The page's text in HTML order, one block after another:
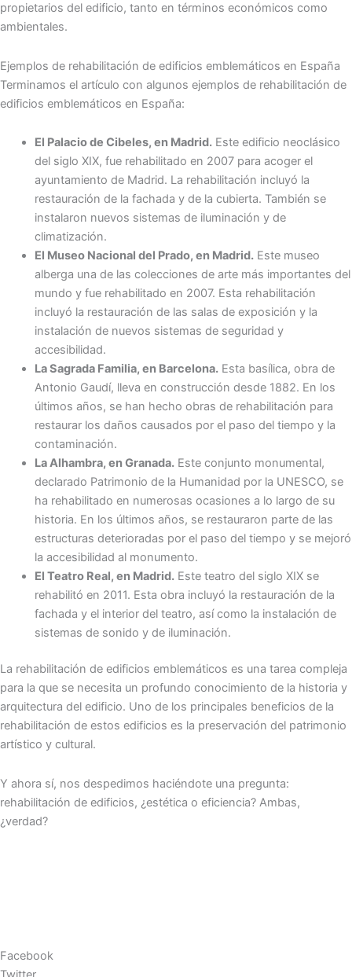
propietarios del edificio, tanto en términos económicos como
ambientales.
Ejemplos de rehabilitación de edificios emblemáticos en España
Terminamos el artículo con algunos ejemplos de rehabilitación de
edificios emblemáticos en España:
El Palacio de Cibeles, en Madrid.Este edificio neoclásico
del siglo XIX, fue rehabilitado en 2007 para acoger el
ayuntamiento de Madrid. La rehabilitación incluyó la
restauración de la fachada y de la cubierta. También se
instalaron nuevos sistemas de iluminación y de
climatización.
El Museo Nacional del Prado, en Madrid.Este museo
alberga una de las colecciones de arte más importantes del
mundo y fue rehabilitado en 2007. Esta rehabilitación
incluyó la restauración de las salas de exposición y la
instalación de nuevos sistemas de seguridad y
accesibilidad.
La Sagrada Familia, en Barcelona.Esta basílica, obra de
Antonio Gaudí, lleva en construcción desde 1882. En los
últimos años, se han hecho obras de rehabilitación para
restaurar los daños causados por el paso del tiempo y la
contaminación.
La Alhambra, en Granada.Este conjunto monumental,
declarado Patrimonio de la Humanidad por la UNESCO, se
ha rehabilitado en numerosas ocasiones a lo largo de su
historia. En los últimos años, se restauraron parte de las
estructuras deterioradas por el paso del tiempo y se mejoró
la accesibilidad al monumento.
El Teatro Real, en Madrid.Este teatro del siglo XIX se
rehabilitó en 2011. Esta obra incluyó la restauración de la
fachada y el interior del teatro, así como la instalación de
sistemas de sonido y de iluminación.
La rehabilitación de edificios emblemáticos es una tarea compleja
para la que se necesita un profundo conocimiento de la historia y
arquitectura del edificio. Uno de los principales beneficios de la
rehabilitación de estos edificios es la preservación del patrimonio
artístico y cultural.
Y ahora sí, nos despedimos haciéndote una pregunta:
rehabilitación de edificios, ¿estética o eficiencia? Ambas,
¿verdad?
Facebook